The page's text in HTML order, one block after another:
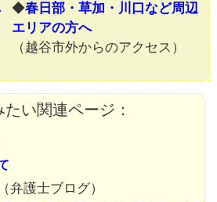
◆春日部・草加・川口など周辺
エリアの方へ
（越谷市外からのアクセス）
い関連ページ：
（弁護士ブログ）